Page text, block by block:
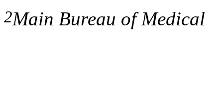
2Main Bureau of Medical